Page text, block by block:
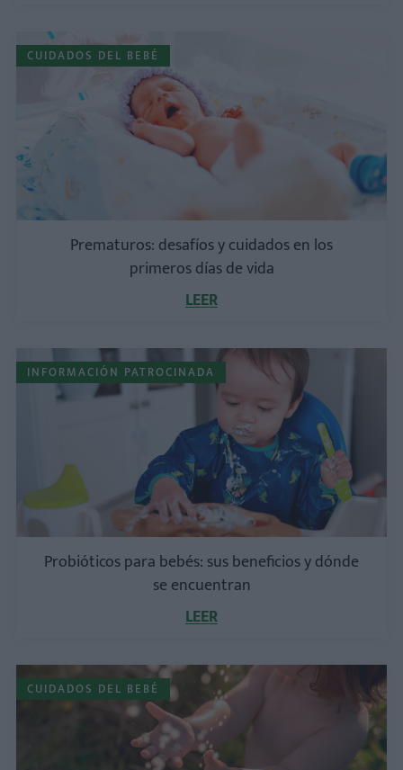
CUIDADOS DEL BEBÉ
Prematuros: desafíos y cuidados en los
primeros días de vida
LEER
INFORMACIÓN PATROCINADA
Probióticos para bebés: sus beneficios y dónde
se encuentran
LEER
CUIDADOS DEL BEBÉ